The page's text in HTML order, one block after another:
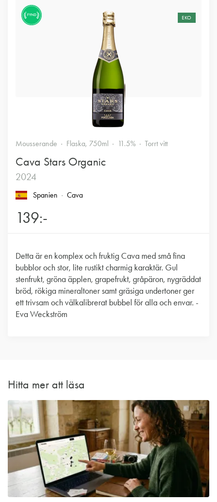
FYND EKO
Mousserande Flaska, 750ml 11.5% Torrt vitt
Cava Stars Organic
2024
Spanien Cava
139:-
Detta är en komplex och fruktig Cava med små fina
bubblor och stor, lite rustikt charmig karaktär. Gul
stenfrukt, gröna äpplen, grapefrukt, gråpäron, nygräddat
bröd, rökiga mineraltoner samt gräsiga undertoner ger
ett trivsam och välkalibrerat bubbel för alla och envar. -
Eva Weckström
Hitta mer att läsa